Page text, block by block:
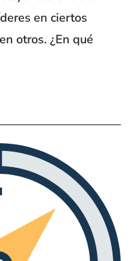
en ciertos
otros. ¿En qué